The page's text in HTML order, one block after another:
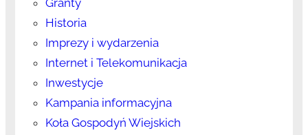
Granty
Historia
Imprezy i wydarzenia
Internet i Telekomunikacja
Inwestycje
Kampania informacyjna
Koła Gospodyń Wiejskich